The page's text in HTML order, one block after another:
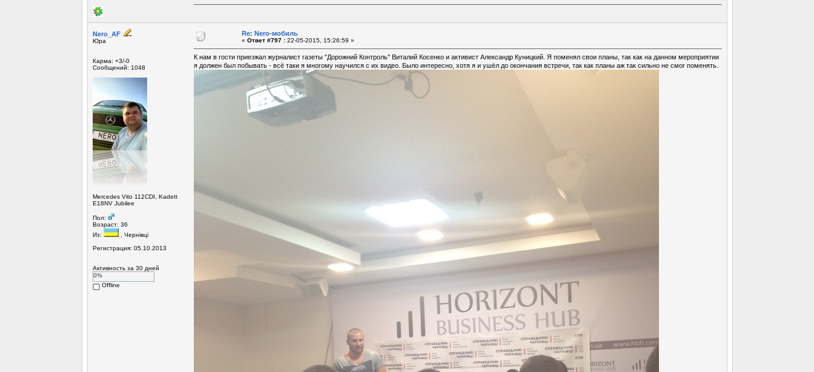
Nero_AF
Юра
Карма: +3/-0
Сообщений: 1048
Mercedes Vito 112CDI, Kadett
E18NV Jubilee
Пол:
Возраст: 36
Из:
, Чернівці
Регистрация: 05.10.2013
Активность за 30 дней
0%
Offline
Re: Nero-мобиль
« Ответ #797 :22-05-2015, 15:26:59 »
К нам в гости приезжал журналист газеты "Дорожний Контроль" Виталий Косенко и активист Александр Куницкий. Я поменял свои планы, так как на данном мероприятии
я должен был побывать - всё таки я многому научился с их видео. Было интересно, хотя я и ушёл до окончания встречи, так как планы аж так сильно не смог поменять.